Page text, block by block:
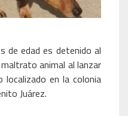
de edad es detenido al
animal al lanzar
en la colonia
Juárez.